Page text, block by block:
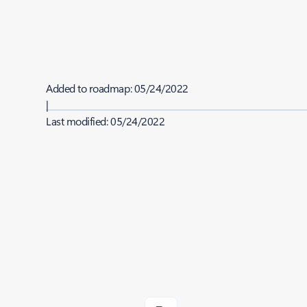
Added to roadmap:05/24/2022
|
Last modified:05/24/2022